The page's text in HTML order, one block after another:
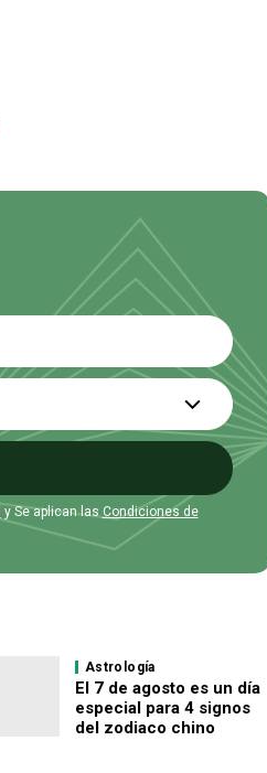
y Se aplican las Condiciones de
Astrología
El 7 de agosto es un día
especial para 4 signos
del zodiaco chino